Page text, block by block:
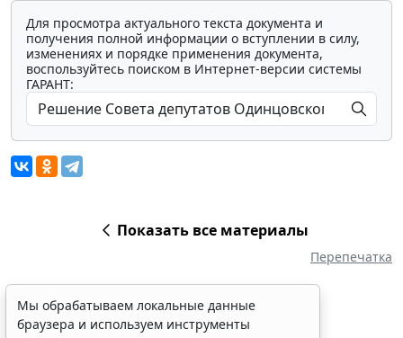
Для просмотра актуального текста документа и
получения полной информации о вступлении в силу,
изменениях и порядке применения документа,
воспользуйтесь поиском в Интернет-версии системы
ГАРАНТ:
Показать все материалы
Перепечатка
Мы обрабатываем локальные данные
браузера и используем инструменты